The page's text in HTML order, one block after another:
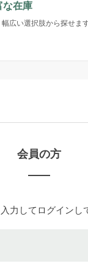
な在庫
広い選択肢から探せます
会員の方
力してログインし